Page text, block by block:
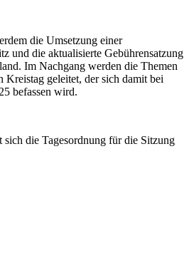
die Umsetzung einer
und die aktualisierte Gebührensatzung
Im Nachgang werden die Themen
Kreistag geleitet, der sich damit bei
befassen wird.
die Tagesordnung für die Sitzung